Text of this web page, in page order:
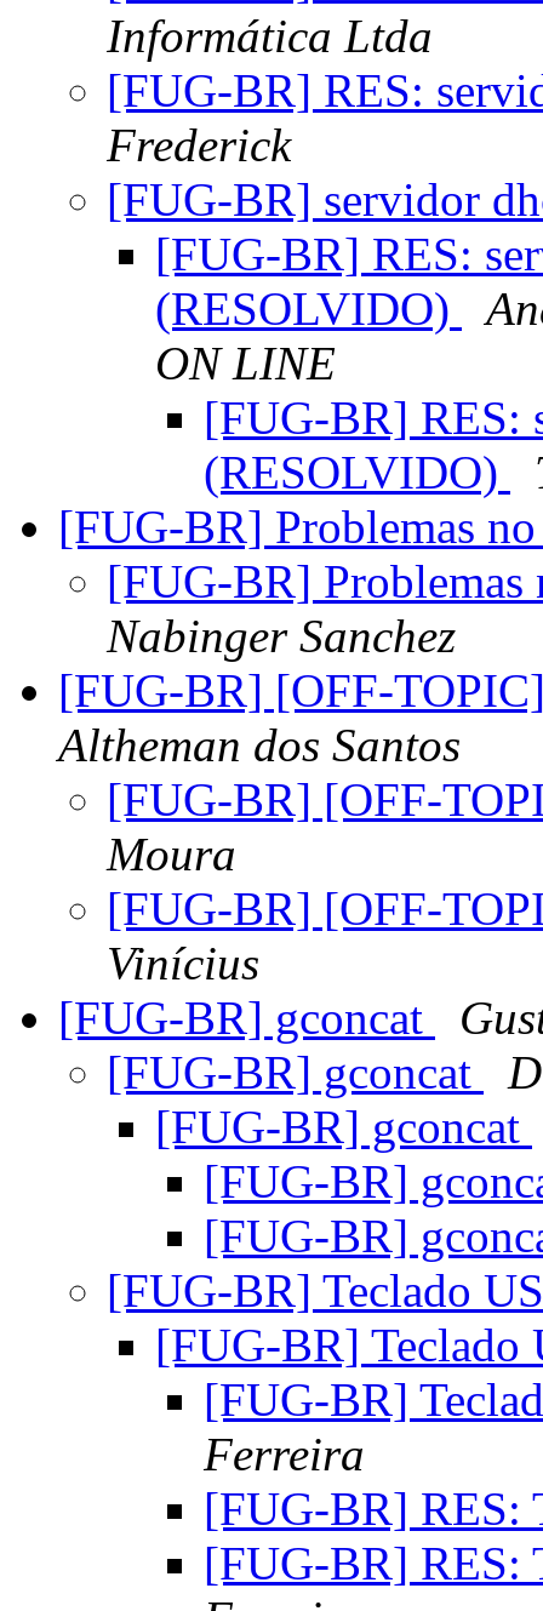
Informática Ltda
[FUG-BR] RES:
Frederick
[FUG-BR] servidor
[FUG-BR] RES:
(RESOLVIDO)
ON LINE
[FUG-BR] RES:
(RESOLVIDO)
[FUG-BR] Problemas
[FUG-BR]
Nabinger Sanchez
[FUG-BR] [OFF-
Altheman dos Santos
[FUG-BR] [OFF-
Moura
[FUG-BR] [OFF-
Vinícius
[FUG-BR] gconcat
[FUG-BR] gconcat
[FUG-BR] gconcat
[FUG-BR]
[FUG-BR]
[FUG-BR] Teclado
[FUG-BR] Teclado
[FUG-BR]
Ferreira
[FUG-BR] RES:
[FUG-BR] RES: